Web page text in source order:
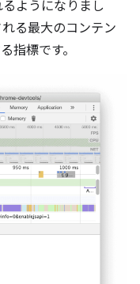
るようになりまし
る最大のコンテン
指標です。